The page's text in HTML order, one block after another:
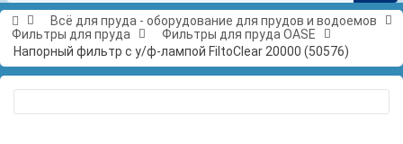
Всё для пруда - оборудование для прудов и водоемов
Фильтры для пруда
Фильтры для пруда OASE
Напорный фильтр с у/ф-лампой FiltoClear 20000 (50576)